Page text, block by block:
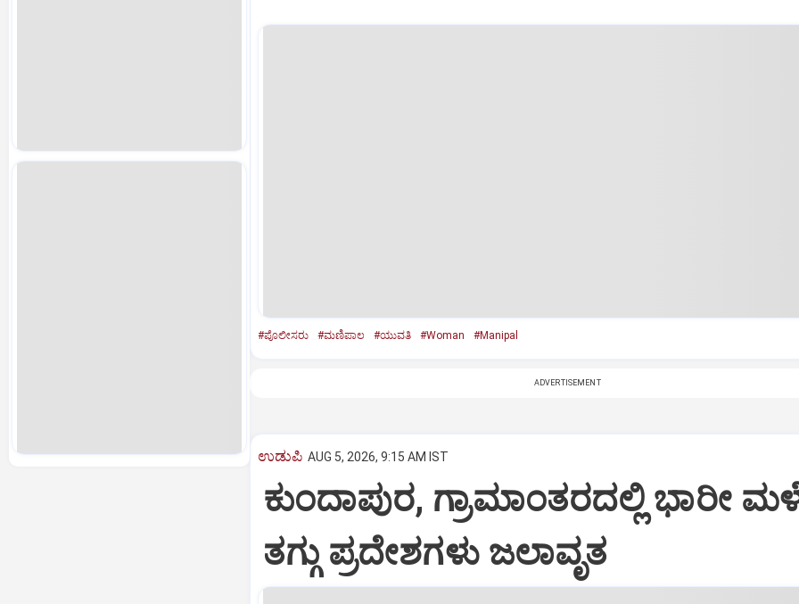
#ಪೊಲೀಸರು #ಮಣಿಪಾಲ #ಯುವತಿ #Woman #Manipal
ADVERTISEMENT
ಉಡುಪಿ AUG 5, 2026, 9:15 AM IST
ಕುಂದಾಪುರ, ಗ್ರಾಮಾಂತರದಲ್ಲಿ ಭಾರೀ
ತಗ್ಗು ಪ್ರದೇಶಗಳು ಜಲಾವೃತ